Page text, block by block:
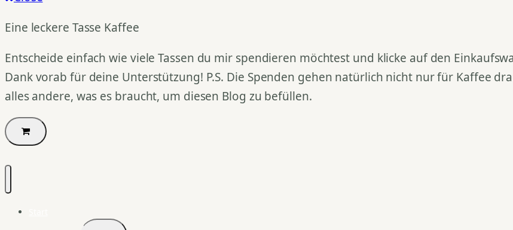
Eine leckere Tasse Kaffee
Entscheide einfach wie viele Tassen du mir spendieren möchtest und klicke auf den
Dank vorab für deine Unterstützung! P.S. Die Spenden gehen natürlich nicht nur für Kaffee
alles andere, was es braucht, um diesen Blog zu befüllen.